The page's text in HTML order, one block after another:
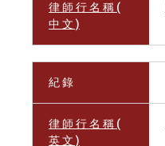
律 師 行 名 稱 (
中 文 )
紀 錄
律 師 行 名 稱 (
英 文 )